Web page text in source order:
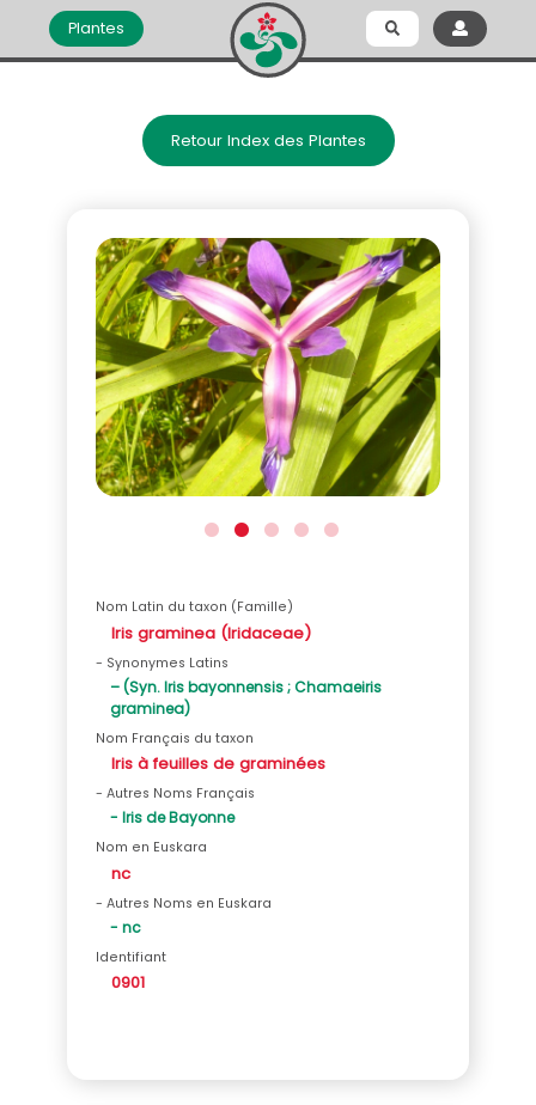
Plantes
Retour Index des Plantes
Nom Latin du taxon (Famille)
Iris graminea (Iridaceae)
- Synonymes Latins
– (Syn. Iris bayonnensis ; Chamaeiris
graminea)
Nom Français du taxon
Iris à feuilles de graminées
- Autres Noms Français
- Iris de Bayonne
Nom en Euskara
nc
- Autres Noms en Euskara
- nc
Identifiant
0901